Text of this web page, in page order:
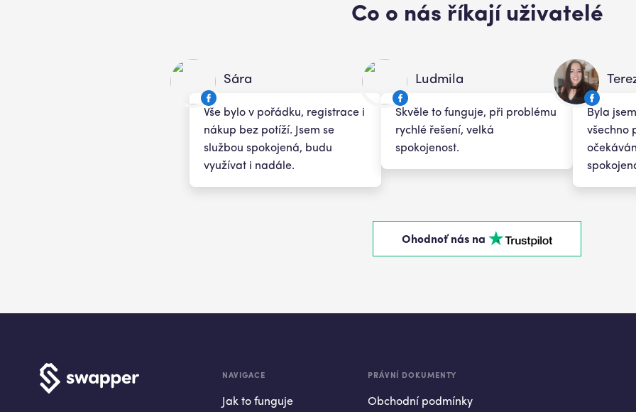
Co o nás říkají uživatelé
Sára
Vše bylo v pořádku, registrace i
nákup bez potíží. Jsem se
službou spokojená, budu
využívat i nadále.
Ludmila
Skvěle to funguje, při problému
rychlé řešení, velká
spokojenost.
Byla
všechno
Ohodnoť nás na
NAVIGACE
Jak to funguje
PRÁVNÍ DOKUMENTY
Obchodní podmínky